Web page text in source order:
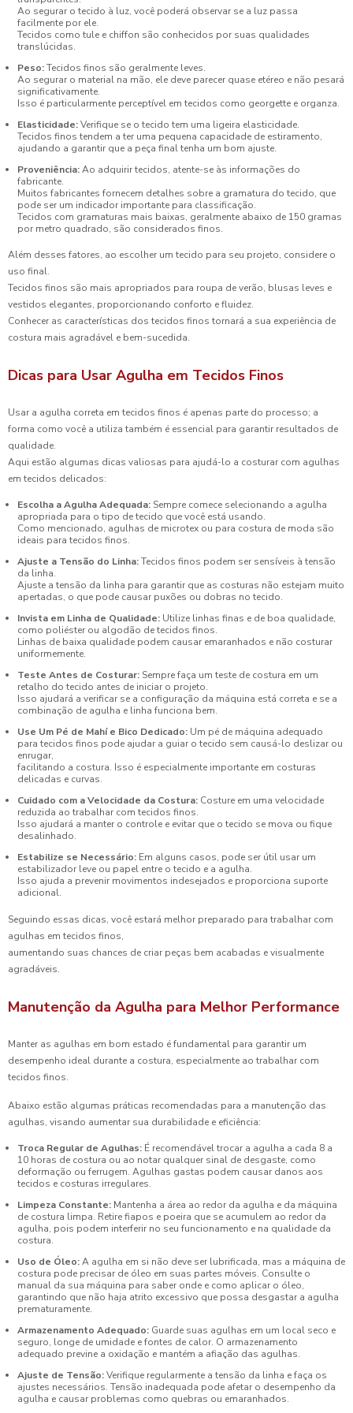
Ao segurar o tecido à luz, você poderá observar se a luz passa
facilmente por ele.
Tecidos como tule e chiffon são conhecidos por suas qualidades
translúcidas.
Peso:Tecidos finos são geralmente leves.
Ao segurar o material na mão, ele deve parecer quase etéreo e não pesará
significativamente.
Isso é particularmente perceptível em tecidos como georgette e organza.
Elasticidade:Verifique se o tecido tem uma ligeira elasticidade.
Tecidos finos tendem a ter uma pequena capacidade de estiramento,
ajudando a garantir que a peça final tenha um bom ajuste.
Proveniência:Ao adquirir tecidos, atente-se às informações do
fabricante.
Muitos fabricantes fornecem detalhes sobre a gramatura do tecido, que
pode ser um indicador importante para classificação.
Tecidos com gramaturas mais baixas, geralmente abaixo de 150 gramas
por metro quadrado, são considerados finos.
Além desses fatores, ao escolher um tecido para seu projeto, considere o
uso final.
Tecidos finos são mais apropriados para roupa de verão, blusas leves e
vestidos elegantes, proporcionando conforto e fluidez.
Conhecer as características dos tecidos finos tornará a sua experiência de
costura mais agradável e bem-sucedida.
Dicas para Usar Agulha em Tecidos Finos
Usar a agulha correta em tecidos finos é apenas parte do processo; a
forma como você a utiliza também é essencial para garantir resultados de
qualidade.
Aqui estão algumas dicas valiosas para ajudá-lo a costurar com agulhas
em tecidos delicados:
Escolha a Agulha Adequada: Sempre comece selecionando a agulha
apropriada para o tipo de tecido que você está usando.
Como mencionado, agulhas de microtex ou para costura de moda são
ideais para tecidos finos.
Ajuste a Tensão do Linha:Tecidos finos podem ser sensíveis à tensão
da linha.
Ajuste a tensão da linha para garantir que as costuras não estejam muito
apertadas, o que pode causar puxões ou dobras no tecido.
Invista em Linha de Qualidade: Utilize linhas finas e de boa qualidade,
como poliéster ou algodão de tecidos finos.
Linhas de baixa qualidade podem causar emaranhados e não costurar
uniformemente.
Teste Antes de Costurar: Sempre faça um teste de costura em um
retalho do tecido antes de iniciar o projeto.
Isso ajudará a verificar se a configuração da máquina está correta e se a
combinação de agulha e linha funciona bem.
Use Um Pé de Mahí e Bico Dedicado: Um pé de máquina adequado
para tecidos finos pode ajudar a guiar o tecido sem causá-lo deslizar ou
enrugar,
facilitando a costura. Isso é especialmente importante em costuras
delicadas e curvas.
Cuidado com a Velocidade da Costura: Costure em uma velocidade
reduzida ao trabalhar com tecidos finos.
Isso ajudará a manter o controle e evitar que o tecido se mova ou fique
desalinhado.
Estabilize se Necessário: Em alguns casos, pode ser útil usar um
estabilizador leve ou papel entre o tecido e a agulha.
Isso ajuda a prevenir movimentos indesejados e proporciona suporte
adicional.
Seguindo essas dicas, você estará melhor preparado para trabalhar com
agulhas em tecidos finos,
aumentando suas chances de criar peças bem acabadas e visualmente
agradáveis.
Manutenção da Agulha para Melhor Performance
Manter as agulhas em bom estado é fundamental para garantir um
desempenho ideal durante a costura, especialmente ao trabalhar com
tecidos finos.
Abaixo estão algumas práticas recomendadas para a manutenção das
agulhas, visando aumentar sua durabilidade e eficiência:
Troca Regular de Agulhas: É recomendável trocar a agulha a cada 8 a
10 horas de costura ou ao notar qualquer sinal de desgaste, como
deformação ou ferrugem. Agulhas gastas podem causar danos aos
tecidos e costuras irregulares.
Limpeza Constante: Mantenha a área ao redor da agulha e da máquina
de costura limpa. Retire fiapos e poeira que se acumulem ao redor da
agulha, pois podem interferir no seu funcionamento e na qualidade da
costura.
Uso de Óleo:A agulha em si não deve ser lubrificada, mas a máquina de
costura pode precisar de óleo em suas partes móveis. Consulte o
manual da sua máquina para saber onde e como aplicar o óleo,
garantindo que não haja atrito excessivo que possa desgastar a agulha
prematuramente.
Armazenamento Adequado: Guarde suas agulhas em um local seco e
seguro, longe de umidade e fontes de calor. O armazenamento
adequado previne a oxidação e mantém a afiação das agulhas.
Ajuste de Tensão:Verifique regularmente a tensão da linha e faça os
ajustes necessários. Tensão inadequada pode afetar o desempenho da
agulha e causar problemas como quebras ou emaranhados.